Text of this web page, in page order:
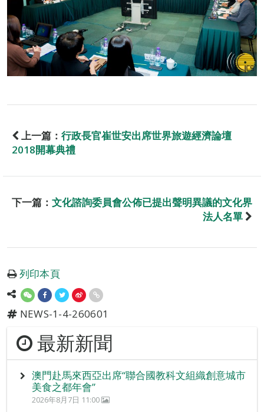
上一篇： 行政長官崔世安出席世界旅遊經濟論壇
2018開幕典禮
下一篇： 文化諮詢委員會公佈已提出聲明異議的文化界
法人名單
列印本頁
NEWS-1-4-260601
最新新聞
澳門赴馬來西亞出席“聯合國教科文組織創意城市
美食之都年會”
2026年8月7日 11:00